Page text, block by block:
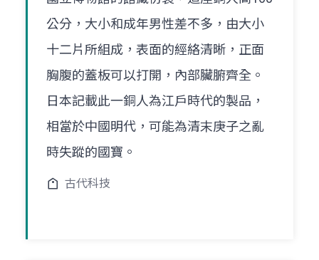
公分，大小和成年男性差不多，由大小
十二片所組成，表面的經絡清晰，正面
胸腹的蓋板可以打開，內部臟腑齊全。
日本記載此一銅人為江戶時代的製品，
相當於中國明代，可能為清末庚子之亂
時失蹤的國寶。
古代科技